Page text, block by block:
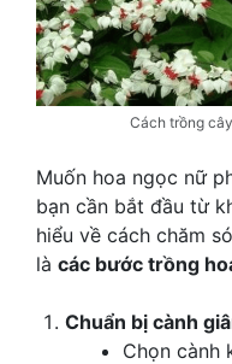
Cách trồng
Muốn hoa ngọc nữ
bạn cần bắt đầu từ
hiểu về cách chăm
là các bước trồng
Chuẩn bị cành
Chọn cành